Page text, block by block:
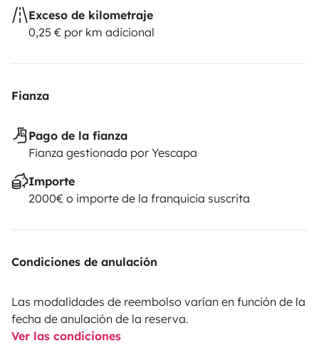
Exceso de kilometraje
0,25 € por km adicional
Fianza
Pago de la fianza
Fianza gestionada por Yescapa
Importe
2000€ o importe de la franquicia suscrita
Condiciones de anulación
Las modalidades de reembolso varían en función de la
fecha de anulación de la reserva.
Ver las condiciones